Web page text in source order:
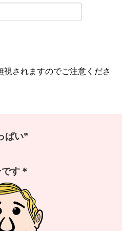
視されますのでご注意くださ
ぱい”
す＊